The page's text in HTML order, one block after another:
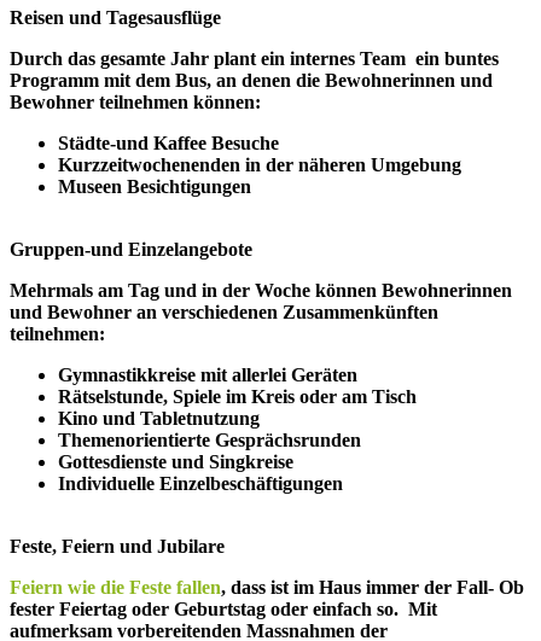
Reisen und Tagesausflüge
Durch das gesamte Jahr plant ein internes Team ein buntes
Programm mit dem Bus, an denen die Bewohnerinnen und
Bewohner teilnehmen können:
Städte-und Kaffee Besuche
Kurzzeitwochenenden in der näheren Umgebung
Museen Besichtigungen
Gruppen-und Einzelangebote
Mehrmals am Tag und in der Woche können Bewohnerinnen
und Bewohner an verschiedenen Zusammenkünften
teilnehmen:
Gymnastikkreise mit allerlei Geräten
Rätselstunde, Spiele im Kreis oder am Tisch
Kino und Tabletnutzung
Themenorientierte Gesprächsrunden
Gottesdienste und Singkreise
Individuelle Einzelbeschäftigungen
Feste, Feiern und Jubilare
Feiern wie die Feste fallen, dass ist im Haus immer der Fall- Ob
fester Feiertag oder Geburtstag oder einfach so. Mit
aufmerksam vorbereitenden Massnahmen der